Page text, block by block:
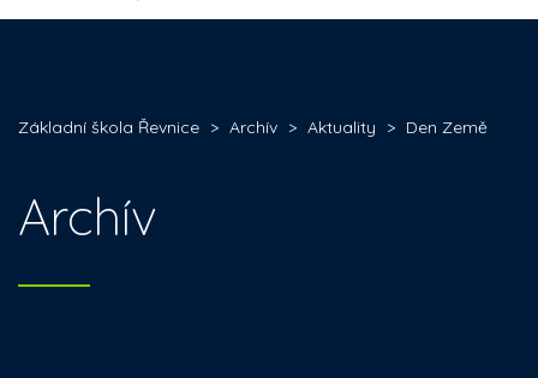
Základní škola Řevnice > Archív > Aktuality > Den Země
Archív